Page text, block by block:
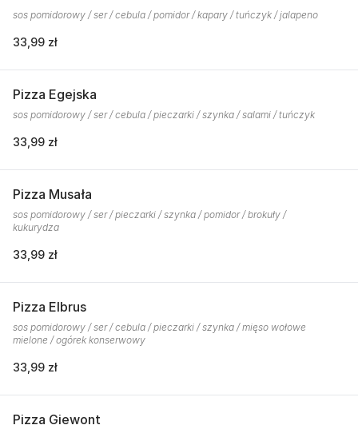
sos pomidorowy / ser / cebula / pomidor / kapary / tuńczyk / jalapeno
33,99 zł
Pizza Egejska
sos pomidorowy / ser / cebula / pieczarki / szynka / salami / tuńczyk
33,99 zł
Pizza Musała
sos pomidorowy / ser / pieczarki / szynka / pomidor / brokuły /
kukurydza
33,99 zł
Pizza Elbrus
sos pomidorowy / ser / cebula / pieczarki / szynka / mięso wołowe
mielone / ogórek konserwowy
33,99 zł
Pizza Giewont